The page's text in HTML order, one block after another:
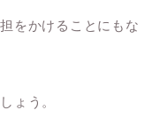
をかけることにもな
ょう。